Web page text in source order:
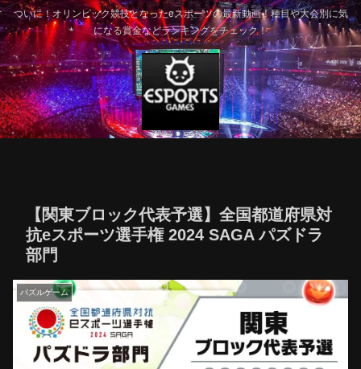
ついに！オリンピック競技となったeスポーツの最新動画！種目や大会別に気
になる賞金などランキングをチェック！
【関東ブロック代表予選】全国都道府県対
抗eスポーツ選手権 2024 SAGA パズドラ
部門
パズルゲーム